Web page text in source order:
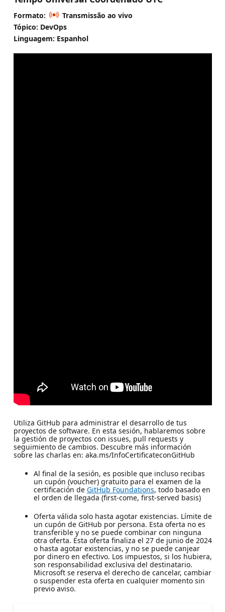
Formato:
Transmissão ao vivo
Tópico: DevOps
Linguagem: Espanhol
Utiliza GitHub para administrar el desarrollo de tus
proyectos de software. En esta sesión, hablaremos sobre
la gestión de proyectos con issues, pull requests y
seguimiento de cambios. Descubre más información
sobre las charlas en: aka.ms/InfoCertificateconGitHub
Al final de la sesión, es posible que incluso recibas
un cupón (voucher) gratuito para el examen de la
certificación de GitHub Foundations, todo basado en
el orden de llegada (first-come, first-served basis)
Oferta válida solo hasta agotar existencias. Límite de
un cupón de GitHub por persona. Esta oferta no es
transferible y no se puede combinar con ninguna
otra oferta. Esta oferta finaliza el 27 de junio de 2024
o hasta agotar existencias, y no se puede canjear
por dinero en efectivo. Los impuestos, si los hubiera,
son responsabilidad exclusiva del destinatario.
Microsoft se reserva el derecho de cancelar, cambiar
o suspender esta oferta en cualquier momento sin
previo aviso.